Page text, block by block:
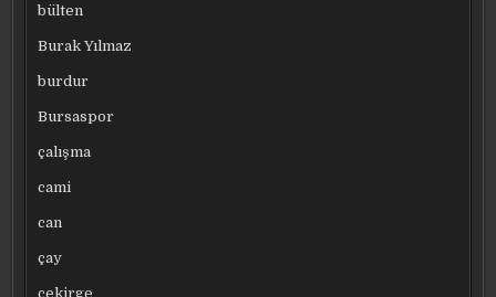
bülten
Burak Yılmaz
burdur
Bursaspor
çalışma
cami
can
çay
çekirge